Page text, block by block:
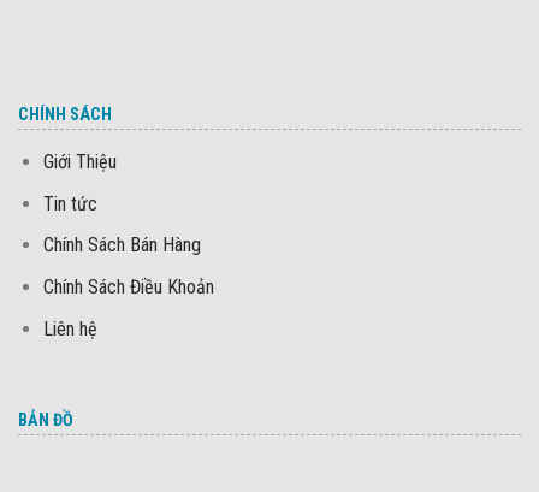
CHÍNH SÁCH
Giới Thiệu
Tin tức
Chính Sách Bán Hàng
Chính Sách Điều Khoản
Liên hệ
BẢN ĐỒ